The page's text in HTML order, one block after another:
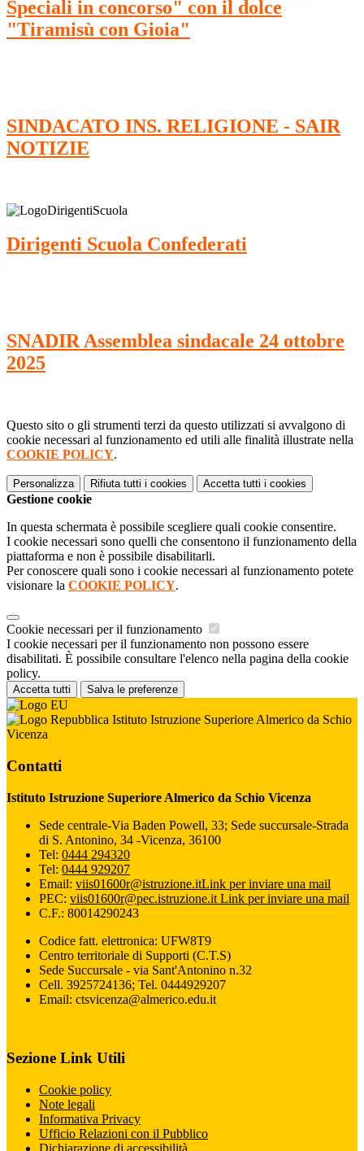
Speciali in concorso" con il dolce
"Tiramisù con Gioia"
SINDACATO INS. RELIGIONE - SAIR
NOTIZIE
Dirigenti Scuola Confederati
SNADIR Assemblea sindacale 24 ottobre
2025
Questo sito o gli strumenti terzi da questo utilizzati si avvalgono di
cookie necessari al funzionamento ed utili alle finalità illustrate nella
COOKIE POLICY.
Personalizza Rifiuta tutti i cookies Accetta tutti i cookies
Gestione cookie
In questa schermata è possibile scegliere quali cookie consentire.
I cookie necessari sono quelli che consentono il funzionamento della
piattaforma e non è possibile disabilitarli.
Per conoscere quali sono i cookie necessari al funzionamento potete
visionare la COOKIE POLICY.
Cookie necessari per il funzionamento
I cookie necessari per il funzionamento non possono essere
disabilitati. È possibile consultare l'elenco nella pagina della cookie
policy.
Accetta tutti Salva le preferenze
Istituto Istruzione Superiore Almerico da Schio
Vicenza
Contatti
Istituto Istruzione Superiore Almerico da Schio Vicenza
Sede centrale-Via Baden Powell, 33; Sede succursale-Strada
di S. Antonino, 34 -Vicenza, 36100
Tel: 0444 294320
Tel: 0444 929207
Email: viis01600r@istruzione.itLink per inviare una mail
PEC: viis01600r@pec.istruzione.it Link per inviare una mail
C.F.: 80014290243
Codice fatt. elettronica: UFW8T9
Centro territoriale di Supporti (C.T.S)
Sede Succursale - via Sant'Antonino n.32
Cell. 3925724136; Tel. 0444929207
Email: ctsvicenza@almerico.edu.it
Sezione Link Utili
Cookie policy
Note legali
Informativa Privacy
Ufficio Relazioni con il Pubblico
Dichiarazione di accessibilità